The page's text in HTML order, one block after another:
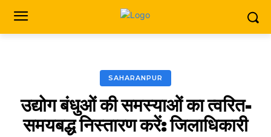
SAHARANPUR
उद्योग बंधुओं की समस्याओं का त्वरित-
समयबद्ध निस्तारण करें: जिलाधिकारी